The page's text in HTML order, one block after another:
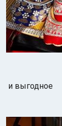
и выгодное